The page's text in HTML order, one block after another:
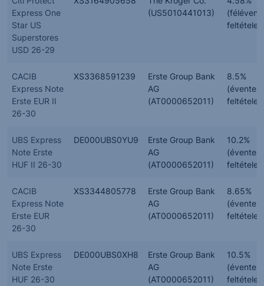
Express One
Star US
Superstores
USD 26-29
(US5010441013)
CACIB
Express Note
Erste EUR II
26-30
XS3368591239
Erste Group Bank
AG
(AT0000652011)
8.5%
(évente,
UBS Express
Note Erste
HUF II 26-30
DE000UBS0YU9
Erste Group Bank
AG
(AT0000652011)
10.2%
(évente,
CACIB
Express Note
Erste EUR
26-30
XS3344805778
Erste Group Bank
AG
(AT0000652011)
8.65%
(évente,
UBS Express
Note Erste
HUF 26-30
DE000UBS0XH8
Erste Group Bank
AG
(AT0000652011)
10.5%
(évente,